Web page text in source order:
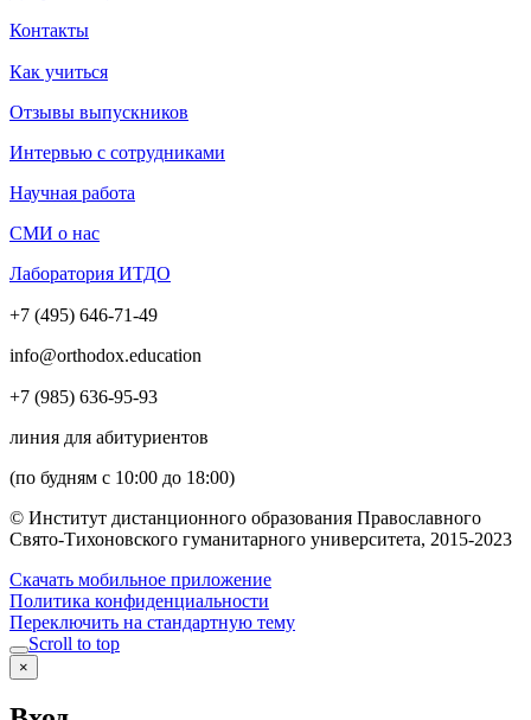
Контакты
Как учиться
Отзывы выпускников
Интервью с сотрудниками
Научная работа
СМИ о нас
Лаборатория ИТДО
+7 (495) 646-71-49
info@orthodox.education
+7 (985) 636-95-93
линия для абитуриентов
(по будням с 10:00 до 18:00)
© Институт дистанционного образования Православного
Свято-Тихоновского гуманитарного университета, 2015-2023
Скачать мобильное приложение
Политика конфиденциальности
Переключить на стандартную тему
Scroll to top
×